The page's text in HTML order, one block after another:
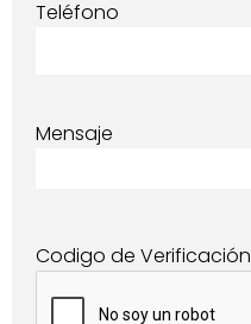
Teléfono
Mensaje
Codigo de Verificación